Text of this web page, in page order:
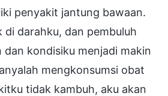
penyakit jantung bawaan.
darahku, dan pembuluh
kondisiku menjadi makin
mengkonsumsi obat
tidak kambuh, aku akan